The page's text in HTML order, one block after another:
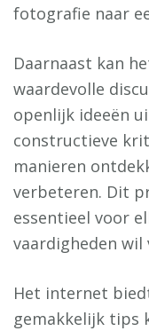
fotografie naar
Daarnaast kan
waardevolle
openlijk ideeën
constructieve
manieren
verbeteren. Dit
essentieel voor
vaardigheden wil
Het internet
gemakkelijk tips